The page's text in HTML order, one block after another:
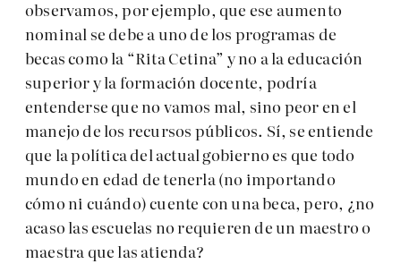
observamos, por ejemplo, que ese aumento
nominal se debe a uno de los programas de
becas como la “Rita Cetina” y no a la educación
superior y la formación docente, podría
entenderse que no vamos mal, sino peor en el
manejo de los recursos públicos. Sí, se entiende
que la política del actual gobierno es que todo
mundo en edad de tenerla (no importando
cómo ni cuándo) cuente con una beca, pero, ¿no
acaso las escuelas no requieren de un maestro o
maestra que las atienda?